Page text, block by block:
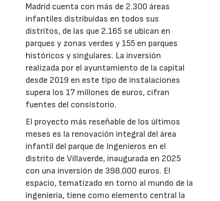
Madrid cuenta con más de 2.300 áreas
infantiles distribuidas en todos sus
distritos, de las que 2.165 se ubican en
parques y zonas verdes y 155 en parques
históricos y singulares. La inversión
realizada por el ayuntamiento de la capital
desde 2019 en este tipo de instalaciones
supera los 17 millones de euros, cifran
fuentes del consistorio.
El proyecto más reseñable de los últimos
meses es la renovación integral del área
infantil del parque de Ingenieros en el
distrito de Villaverde, inaugurada en 2025
con una inversión de 398.000 euros. El
espacio, tematizado en torno al mundo de la
ingeniería, tiene como elemento central la